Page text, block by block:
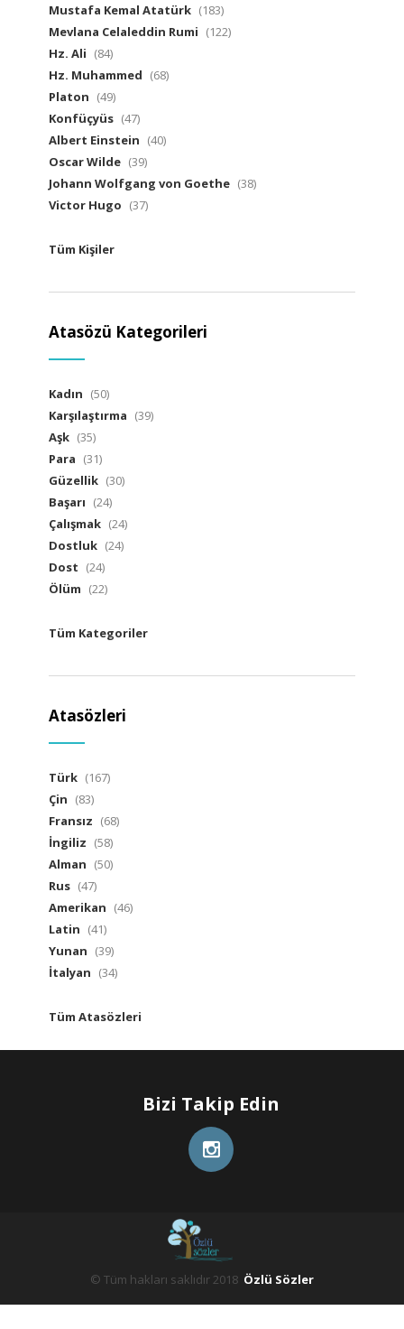
Mustafa Kemal Atatürk (183)
Mevlana Celaleddin Rumi (122)
Hz. Ali (84)
Hz. Muhammed (68)
Platon (49)
Konfüçyüs (47)
Albert Einstein (40)
Oscar Wilde (39)
Johann Wolfgang von Goethe (38)
Victor Hugo (37)
Tüm Kişiler
Atasözü Kategorileri
Kadın (50)
Karşılaştırma (39)
Aşk (35)
Para (31)
Güzellik (30)
Başarı (24)
Çalışmak (24)
Dostluk (24)
Dost (24)
Ölüm (22)
Tüm Kategoriler
Atasözleri
Türk (167)
Çin (83)
Fransız (68)
İngiliz (58)
Alman (50)
Rus (47)
Amerikan (46)
Latin (41)
Yunan (39)
İtalyan (34)
Tüm Atasözleri
Bizi Takip Edin
© Tüm hakları saklıdır 2018 Özlü Sözler